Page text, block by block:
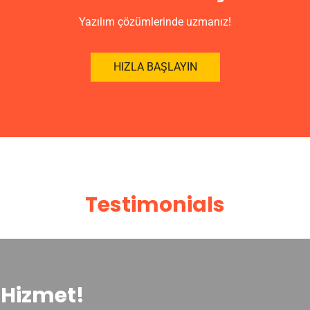
Yazılım çözümlerinde uzmanız!
HIZLA BAŞLAYIN
Testimonials